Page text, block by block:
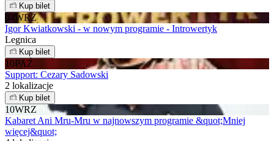
Kup bilet
04WRZ
Igor Kwiatkowski - w nowym programie - Introwertyk
Legnica
Kup bilet
10PAŹ
Support: Cezary Sadowski
2 lokalizacje
Kup bilet
10WRZ
Kabaret Ani Mru-Mru w najnowszym programie &quot;Mniej
więcej&quot;